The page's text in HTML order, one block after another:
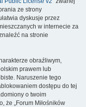
ze strony
dyskusje przez
w internecie za
na stronie
obraźliwym,
prawem lub
Naruszenie tego
dostępu do tej
o twoim
że „Forum Miłośników